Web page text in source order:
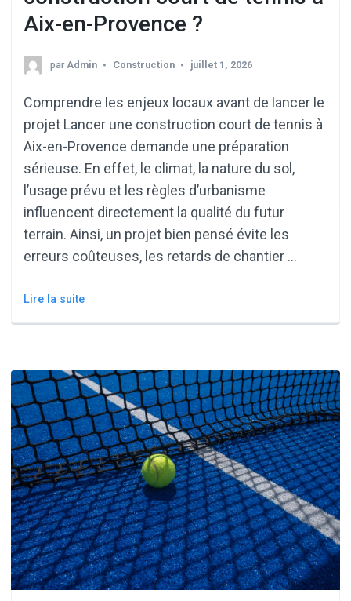
Aix-en-Provence ?
par Admin Construction juillet 1, 2026
Comprendre les enjeux locaux avant de lancer le
projet Lancer une construction court de tennis à
Aix-en-Provence demande une préparation
sérieuse. En effet, le climat, la nature du sol,
l’usage prévu et les règles d’urbanisme
influencent directement la qualité du futur
terrain. Ainsi, un projet bien pensé évite les
erreurs coûteuses, les retards de chantier …
Lire la suite